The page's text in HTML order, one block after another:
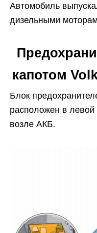
Автомобиль
дизельными
капотом
Блок
расположен в левой
возле АКБ.